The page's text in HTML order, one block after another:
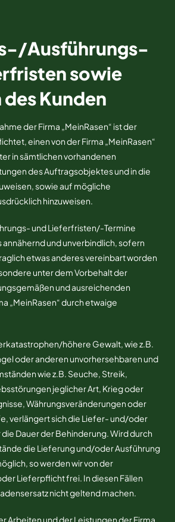
Ausführungs-
sowie
Kunden
der Firma „MeinRasen“ ist der
einen von der Firma „MeinRasen“
in sämtlichen vorhandenen
des Auftragsobjektes und in die
sowie auf mögliche
hinzuweisen.
und Lieferfristen/-Termine
annähernd und unverbindlich, sofern
etwas anderes vereinbart worden
unter dem Vorbehalt der
und ausreichenden
„MeinRasen“ durch etwaige
höhere Gewalt, wie z.B.
oder anderen unvorhersehbaren und
wie z.B. Seuche, Streik,
jeglicher Art, Krieg oder
Währungsveränderungen oder
verlängert sich die Liefer- und/oder
Dauer der Behinderung. Wird durch
die Lieferung und/oder Ausführung
so werden wir von der
Lieferpflicht frei. In diesen Fällen
nicht geltend machen.
Arbeiten und der Leistungen der Firma